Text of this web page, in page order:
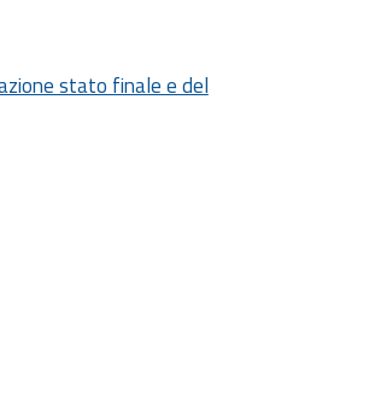
stato finale e del